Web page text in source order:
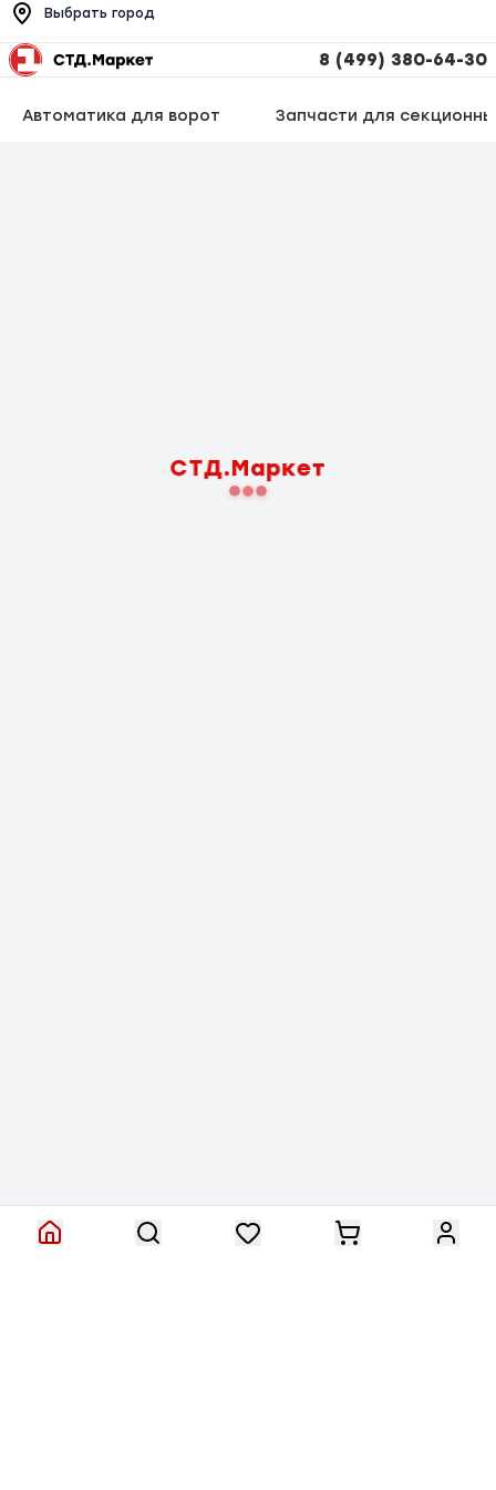
Выбрать город
8 (499) 380-64-30
Автоматика для ворот Запчасти для
СТД.Маркет